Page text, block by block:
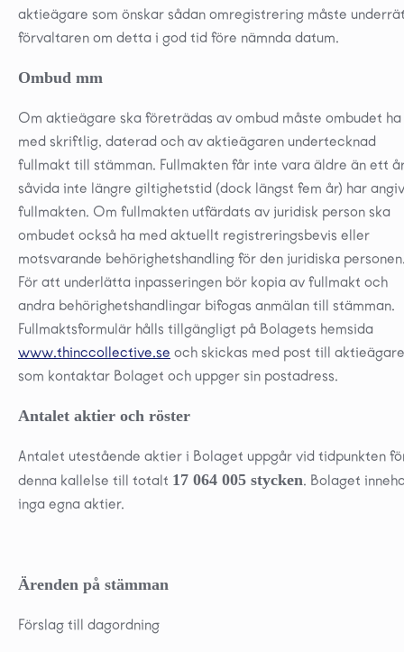
aktieägare som önskar sådan omregistrering måste
förvaltaren om detta i god tid före nämnda datum.
Ombud mm
Om aktieägare ska företrädas av ombud måste ombudet ha
med skriftlig, daterad och av aktieägaren undertecknad
fullmakt till stämman. Fullmakten får inte vara äldre än ett
såvida inte längre giltighetstid (dock längst fem år) har
fullmakten. Om fullmakten utfärdats av juridisk person ska
ombudet också ha med aktuellt registreringsbevis eller
motsvarande behörighetshandling för den juridiska
För att underlätta inpasseringen bör kopia av fullmakt och
andra behörighetshandlingar bifogas anmälan till stämman.
Fullmaktsformulär hålls tillgängligt på Bolagets hemsida
www.thinccollective.se och skickas med post till aktieägare
som kontaktar Bolaget och uppger sin postadress.
Antalet aktier och röster
Antalet utestående aktier i Bolaget uppgår vid tidpunkten
denna kallelse till totalt 17 064 005 stycken. Bolaget
inga egna aktier.
Ärenden på stämman
Förslag till dagordning